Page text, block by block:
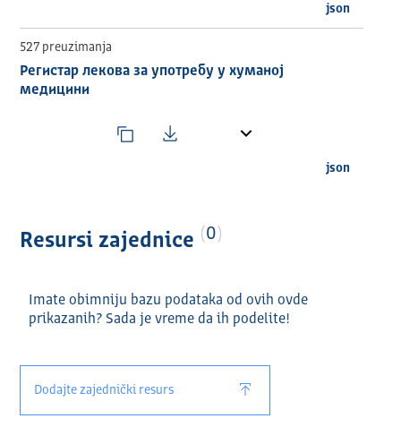
json
527 preuzimanja
Регистар лекова за употребу у хуманој
медицини
json
Resursi zajednice 0
Imate obimniju bazu podataka od ovih ovde
prikazanih? Sada je vreme da ih podelite!
Dodajte zajednički resurs